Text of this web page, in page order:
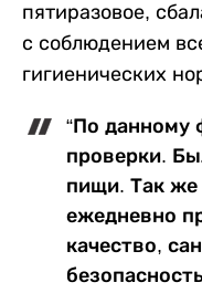
пятиразовое,
с соблюдением
гигиенических
“По данному
проверки.
пищи. Так же
ежедневно
качество,